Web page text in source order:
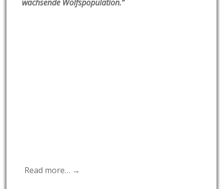
wachsende Wolfspopulation.“
Read more… →